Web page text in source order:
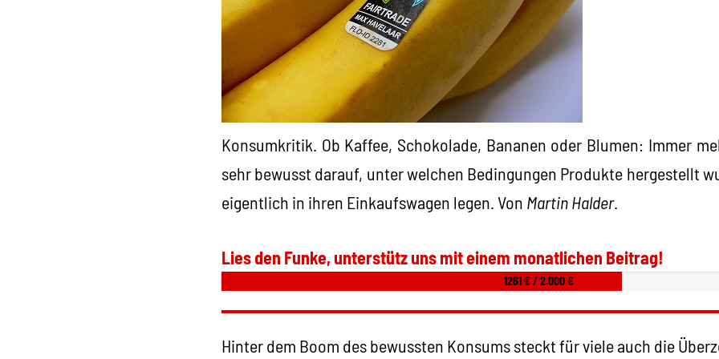
Konsumkritik. Ob Kaffee, Schokolade, Bananen oder Blumen: Immer
sehr bewusst darauf, unter welchen Bedingungen Produkte hergestellt
eigentlich in ihren Einkaufswagen legen. Von Martin Halder.
Lies den Funke, unterstütz uns mit einem monatlichen Beitrag!
1261 € / 2.000 €
Hinter dem Boom des bewussten Konsums steckt für viele auch die